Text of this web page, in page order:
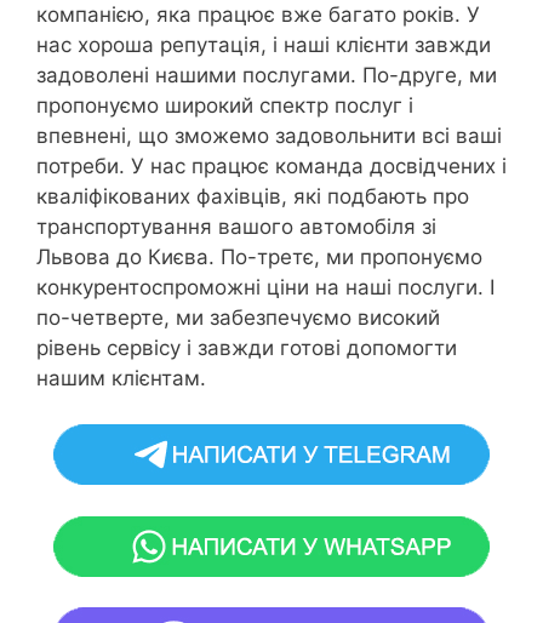
компанією, яка працює вже багато років. У
нас хороша репутація, і наші клієнти завжди
задоволені нашими послугами. По-друге, ми
пропонуємо широкий спектр послуг і
впевнені, що зможемо задовольнити всі ваші
потреби. У нас працює команда досвідчених і
кваліфікованих фахівців, які подбають про
транспортування вашого автомобіля зі
Львова до Києва. По-третє, ми пропонуємо
конкурентоспроможні ціни на наші послуги. І
по-четверте, ми забезпечуємо високий
рівень сервісу і завжди готові допомогти
нашим клієнтам.